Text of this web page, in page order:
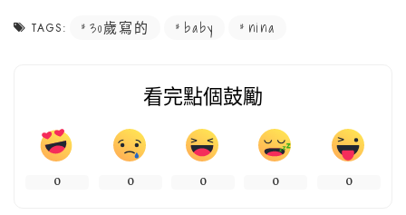
TAGS: 30歲寫的 baby nina
看完點個鼓勵
0 0 0 0 0